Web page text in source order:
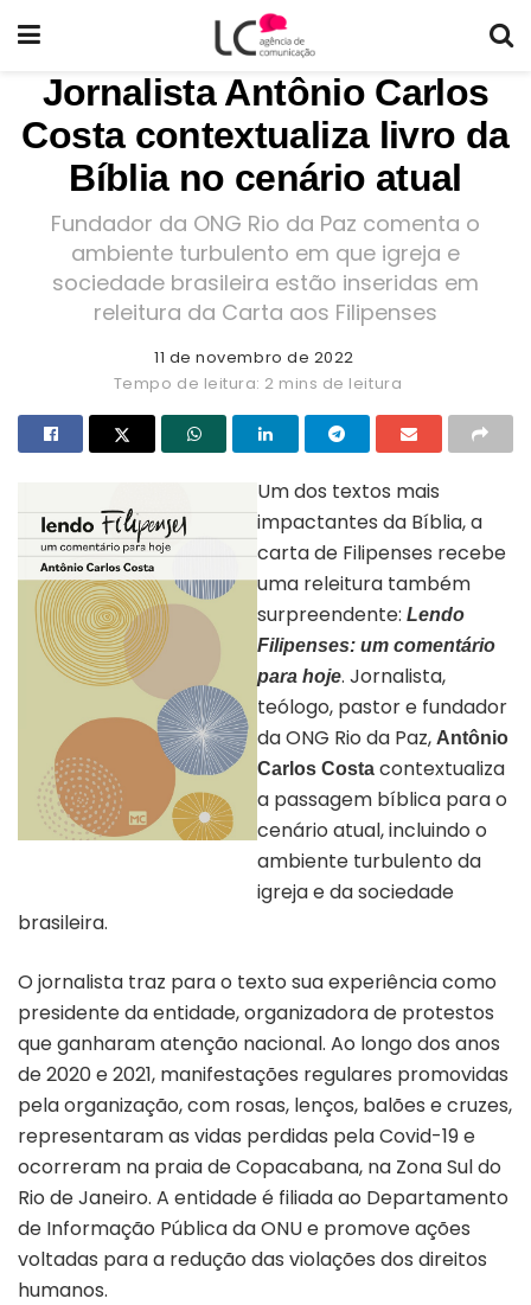
Jornalista Antônio Carlos
Costa contextualiza livro da
Bíblia no cenário atual
Fundador da ONG Rio da Paz comenta o
ambiente turbulento em que igreja e
sociedade brasileira estão inseridas em
releitura da Carta aos Filipenses
11 de novembro de 2022
Tempo de leitura: 2 mins de leitura
Um dos textos mais
impactantes da Bíblia, a
carta de Filipenses recebe
uma releitura também
surpreendente: Lendo
Filipenses: um comentário
para hoje. Jornalista,
teólogo, pastor e fundador
da ONG Rio da Paz, Antônio
Carlos Costa contextualiza
a passagem bíblica para o
cenário atual, incluindo o
ambiente turbulento da
igreja e da sociedade
brasileira.
O jornalista traz para o texto sua experiência como
presidente da entidade, organizadora de protestos
que ganharam atenção nacional. Ao longo dos anos
de 2020 e 2021, manifestações regulares promovidas
pela organização, com rosas, lenços, balões e cruzes,
representaram as vidas perdidas pela Covid-19 e
ocorreram na praia de Copacabana, na Zona Sul do
Rio de Janeiro. A entidade é filiada ao Departamento
de Informação Pública da ONU e promove ações
voltadas para a redução das violações dos direitos
humanos.